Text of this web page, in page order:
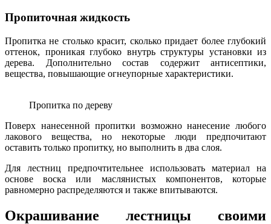
Пропиточная жидкость
Пропитка не столько красит, сколько придает более глубокий
оттенок, проникая глубоко внутрь структуры установки из
дерева. Дополнительно состав содержит антисептики,
вещества, повышающие огнеупорные характеристики.
Пропитка по дереву
Поверх нанесенной пропитки возможно нанесение любого
лакового вещества, но некоторые люди предпочитают
оставить только пропитку, но выполнить в два слоя.
Для лестниц предпочтительнее использовать материал на
основе воска или маслянистых компонентов, которые
равномерно распределяются и также впитываются.
Окрашивание лестницы своими